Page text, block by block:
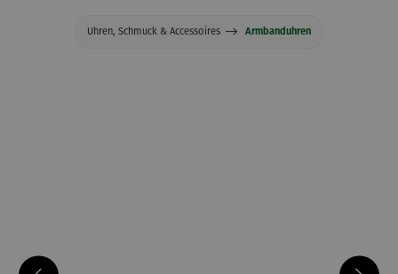
Uhren, Schmuck & Accessoires Armbanduhren